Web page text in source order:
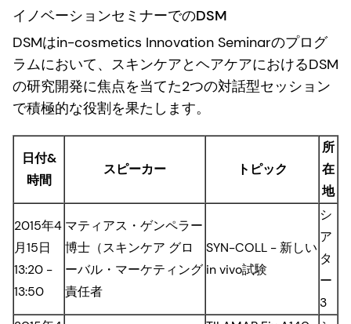
イノベーションセミナーでのDSM
DSMはin-cosmetics Innovation Seminarのプログ
ラムにおいて、スキンケアとヘアケアにおけるDSM
の研究開発に焦点を当てた2つの対話型セッション
で積極的な役割を果たします。
日付&
時間
スピーカー トピック
所
在
地
2015年4
月15日
13:20 -
13:50
マティアス・ゲンペラー
博士（スキンケア グロ
ーバル・マーケティング
責任者
SYN-COLL - 新しい
in vivo試験
シ
ア
タ
ー
3